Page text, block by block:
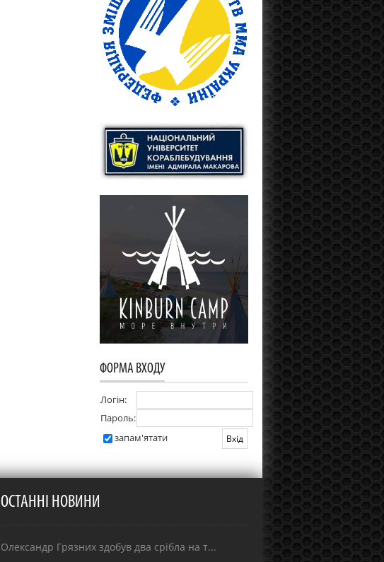
ФОРМА ВХОДУ
Логін:
Пароль:
запам'ятати
ОСТАННІ НОВИНИ
Олександр Грязних здобув два срібла на т...